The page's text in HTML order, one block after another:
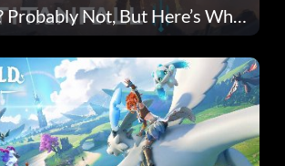
Probably Not, But Here’s Why